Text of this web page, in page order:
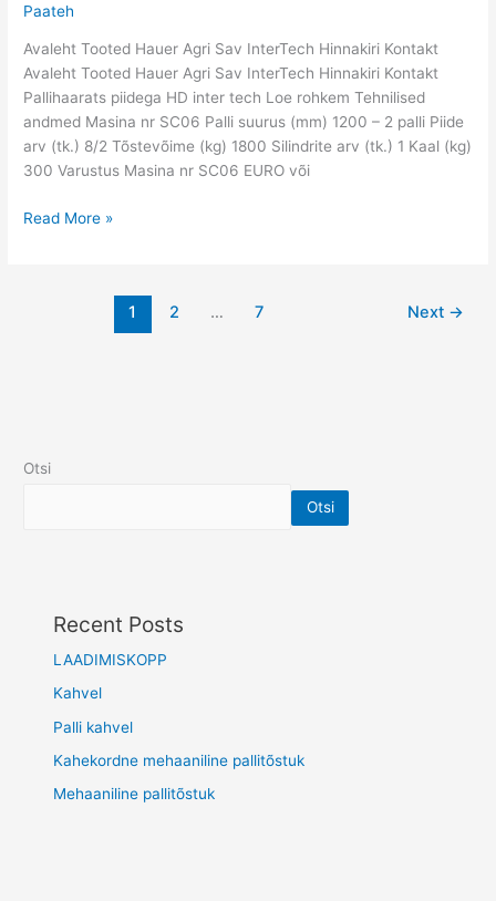
Paateh
Avaleht Tooted Hauer Agri Sav InterTech Hinnakiri Kontakt
Avaleht Tooted Hauer Agri Sav InterTech Hinnakiri Kontakt
Pallihaarats piidega HD inter tech Loe rohkem Tehnilised
andmed Masina nr SC06 Palli suurus (mm) 1200 – 2 palli Piide
arv (tk.) 8/2 Tõstevõime (kg) 1800 Silindrite arv (tk.) 1 Kaal (kg)
300 Varustus Masina nr SC06 EURO või
Read More »
1 2 … 7 Next →
Otsi
Otsi
Recent Posts
LAADIMISKOPP
Kahvel
Palli kahvel
Kahekordne mehaaniline pallitõstuk
Mehaaniline pallitõstuk